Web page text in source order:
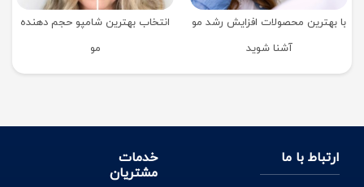
با بهترین محصولات افزایش رشد مو
آشنا شوید
انتخاب بهترین شامپو حجم دهنده
مو
ارتباط با ما
خدمات
مشتریان